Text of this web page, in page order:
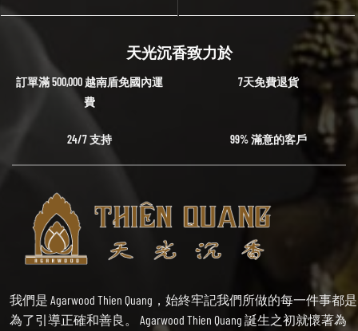
天光沉香致力於
訂單滿 500,000 越南盾免國內運
費
7天免費退貨
24/7 支持 99% 滿意的客戶
我們是 Agarwood Thien Quang，始終牢記我們所做的每一件事都是
為了引導正確和善良。 Agarwood Thien Quang 誕生之初就懷著為